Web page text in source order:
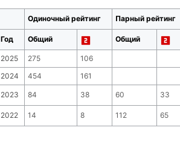
Одиночный рейтинг Парный рейтинг
Год Общий Общий
2025 275 106
2024
454 161
2023 84 38 60 33
2022 14 8 112 65